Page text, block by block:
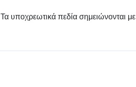
Τα υποχρεωτικά πεδία σημειώνονται με